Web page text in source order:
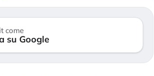
come
su Google
Kospi, mentre gli investitori retail (…)
30 luglio 2026